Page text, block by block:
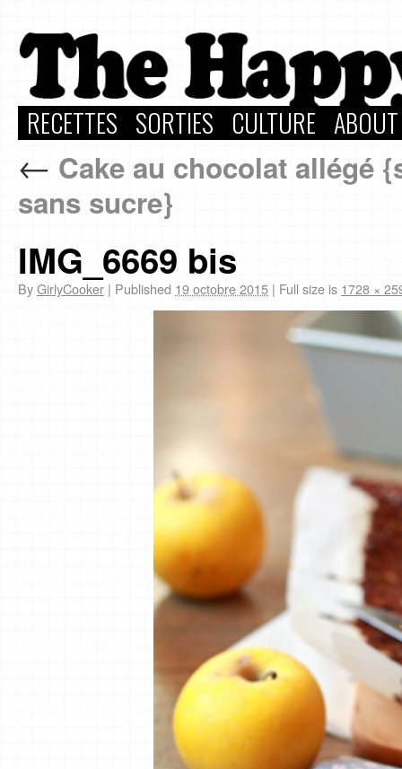
RECETTES SORTIES CULTURE
← Cake au chocolat allégé
sans sucre}
IMG_6669 bis
ByGirlyCooker | Published 19 octobre 2015 | Full size is 1728 ×